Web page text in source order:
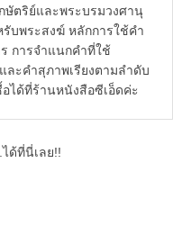
ษัตริย์และพระบรมวงศานุ
บพระสงฆ์ หลักการใช้คำ
การจำแนกคำที่ใช้
ะคำสุภาพเรียงตามลำดับ
ได้ที่ร้านหนังสือซีเอ็ดค่ะ
ด้ที่นี่เลย!!